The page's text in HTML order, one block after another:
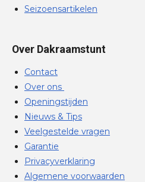
Seizoensartikelen
Over Dakraamstunt
Contact
Over ons
Openingstijden
Nieuws & Tips
Veelgestelde vragen
Garantie
Privacyverklaring
Algemene voorwaarden